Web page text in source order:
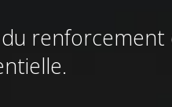
renforcement